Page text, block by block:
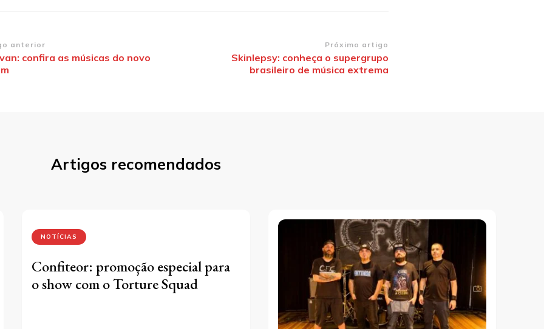
anterior
confira as músicas do novo
Próximo artigo
Skinlepsy: conheça o supergrupo
brasileiro de música extrema
Artigos recomendados
NOTÍCIAS
Confiteor: promoção especial para
o show com o Torture Squad